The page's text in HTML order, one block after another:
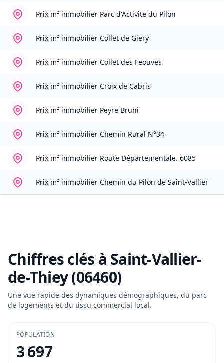
Prix m² immobilier Parc d'Activite du Pilon
Prix m² immobilier Collet de Giery
Prix m² immobilier Collet des Feouves
Prix m² immobilier Croix de Cabris
Prix m² immobilier Peyre Bruni
Prix m² immobilier Chemin Rural N°34
Prix m² immobilier Route Départementale. 6085
Prix m² immobilier Chemin du Pilon de Saint-Vallier
Chiffres clés à Saint-Vallier-
de-Thiey (06460)
Une vue rapide des dynamiques démographiques, du parc
de logements et du tissu commercial local.
POPULATION
3 697